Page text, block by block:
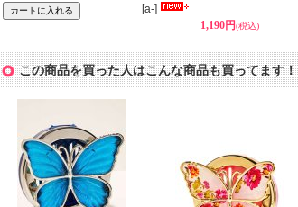
[a-]
1,190円(税込)
この商品を買った人はこんな商品も買ってます！